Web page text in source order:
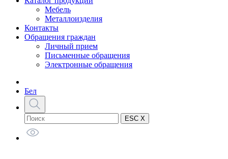
Мебель
Металлоизделия
Контакты
Обращения граждан
Личный прием
Письменные обращения
Электронные обращения
Бел
ESC X